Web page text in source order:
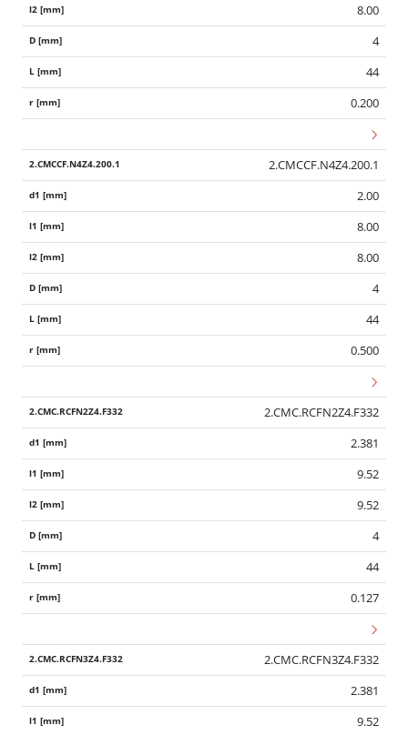
8.00
4
44
0.200
2.CMCCF.N4Z4.200.1
2.00
8.00
8.00
4
44
0.500
2.CMC.RCFN2Z4.F332
2.381
9.52
9.52
4
44
0.127
2.CMC.RCFN3Z4.F332
2.381
9.52